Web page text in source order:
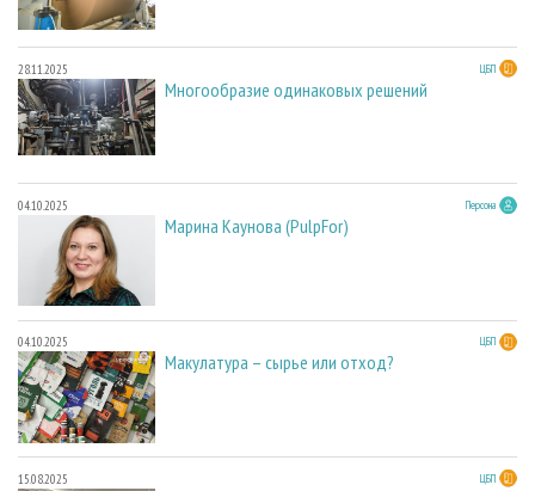
28.11.2025 ЦБП
Многообразие одинаковых решений
04.10.2025 Персона
Марина Каунова (PulpFor)
04.10.2025 ЦБП
Макулатура – сырье или отход?
15.08.2025 ЦБП